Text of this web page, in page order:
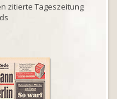
zitierte Tageszeitung